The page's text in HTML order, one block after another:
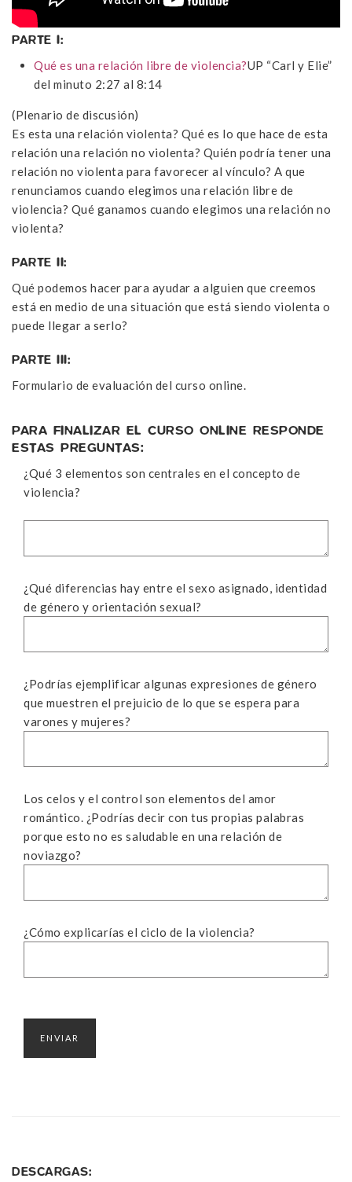
PARTE I:
Qué es una relación libre de violencia?UP “Carl y Elie”
del minuto 2:27 al 8:14
(Plenario de discusión)
Es esta una relación violenta? Qué es lo que hace de esta
relación una relación no violenta? Quién podría tener una
relación no violenta para favorecer al vínculo? A que
renunciamos cuando elegimos una relación libre de
violencia? Qué ganamos cuando elegimos una relación no
violenta?
PARTE II:
Qué podemos hacer para ayudar a alguien que creemos
está en medio de una situación que está siendo violenta o
puede llegar a serlo?
PARTE III:
Formulario de evaluación del curso online.
PARA FINALIZAR EL CURSO ONLINE RESPONDE
ESTAS PREGUNTAS:
¿Qué 3 elementos son centrales en el concepto de
violencia?
¿Qué diferencias hay entre el sexo asignado, identidad
de género y orientación sexual?
¿Podrías ejemplificar algunas expresiones de género
que muestren el prejuicio de lo que se espera para
varones y mujeres?
Los celos y el control son elementos del amor
romántico. ¿Podrías decir con tus propias palabras
porque esto no es saludable en una relación de
noviazgo?
¿Cómo explicarías el ciclo de la violencia?
DESCARGAS: